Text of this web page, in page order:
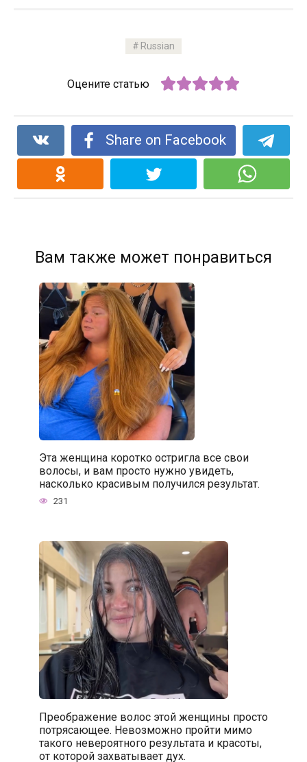
Russian
Оцените статью
Share on Facebook
Вам также может понравиться
Эта женщина коротко остригла все свои
волосы, и вам просто нужно увидеть,
насколько красивым получился результат.
231
Преображение волос этой женщины просто
потрясающее. Невозможно пройти мимо
такого невероятного результата и красоты,
от которой захватывает дух.